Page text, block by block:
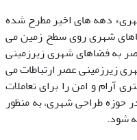
دهه های اخیر مطرح شده
شهری روی سطح زمین می
به فضاهای شهری زیرزمینی
زیرزمینی عصر ارتباطات می
آرام و امن را برای تعاملات
حوزه طراحی شهری، به منظور
شود.